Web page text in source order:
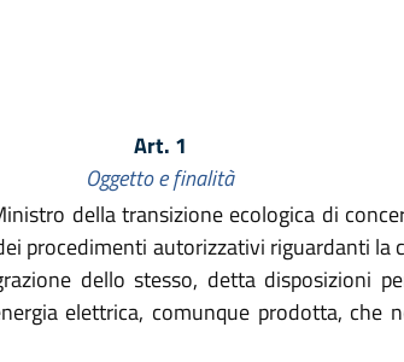
Art. 1
Oggetto e finalità
della transizione ecologica di
procedimenti autorizzativi riguardanti la
dello stesso, detta disposizioni
elettrica, comunque prodotta, che